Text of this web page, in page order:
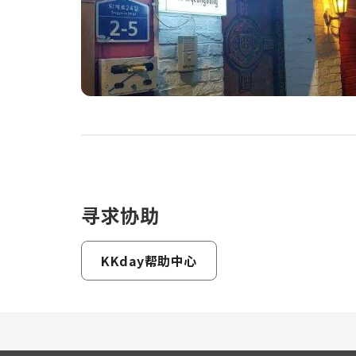
寻求协助
KKday帮助中心